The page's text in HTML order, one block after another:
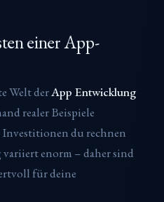
einer App-
Welt derApp Entwicklung
realer Beispiele
du rechnen
enorm – daher sind
für deine